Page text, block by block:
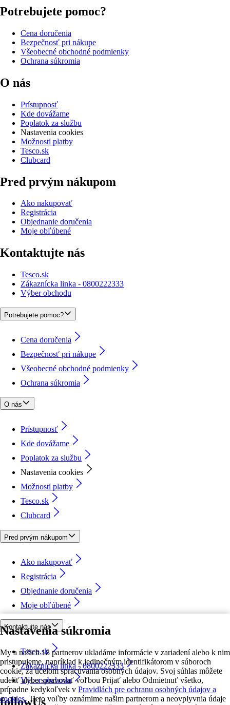
Nastavenia súkromia
My a našich 18 partnerov ukladáme informácie v zariadení alebo k nim
pristupujeme, napríklad k jedinečným identifikátorom v súboroch
cookie, za účelom spracúvania osobných údajov. Svoj súhlas môžete
udeliť alebo spravovať voľbou Prijať alebo Odmietnuť všetko,
prípadne kedykoľvek v Pravidlách pre ochranu osobných údajov a
cookies. Tieto voľby oznámime našim partnerom a neovplyvnia údaje
Potrebujete pomoc?
Cena doručenia
Bezpečnosť pri nákupe
Všeobecné obchodné podmienky
Ochrana súkromia
O nás
Prístupnosť
Kde dovážame
Poplatok za službu
Nastavenia cookies
Možnosti platby
Tesco.sk
Clubcard
Pred prvým nákupom
Ako nakupovať
Registrácia
Objednanie doručenia
Moje obľúbené
Kontaktujte nás
Tesco.sk
Zákaznícka linka - 0800222333
Výber obchodu
Potrebujete pomoc?
Cena doručenia
Bezpečnosť pri nákupe
Všeobecné obchodné podmienky
Ochrana súkromia
O nás
Prístupnosť
Kde dovážame
Poplatok za službu
Nastavenia cookies
Možnosti platby
Tesco.sk
Clubcard
Pred prvým nákupom
Ako nakupovať
Registrácia
Objednanie doručenia
Moje obľúbené
Kontaktujte nás
Tesco.sk
Zákaznícka linka - 0800222333
Výber obchodu
followUs